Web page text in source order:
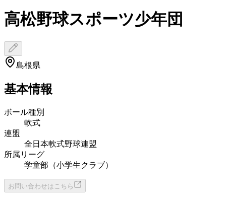
高松野球スポーツ少年団
島根県
基本情報
ボール種別
軟式
連盟
全日本軟式野球連盟
所属リーグ
学童部（小学生クラブ）
お問い合わせはこちら